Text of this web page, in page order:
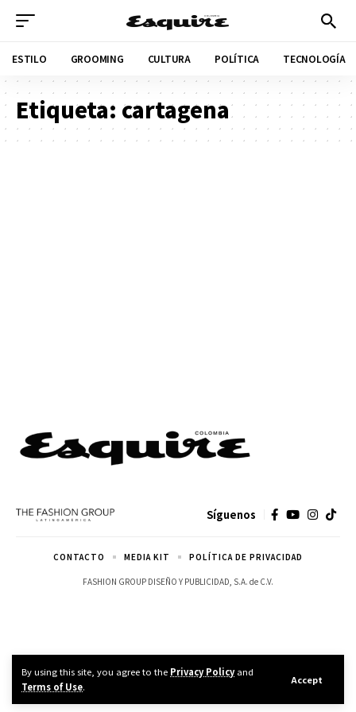
By using this site, you agree to the Privacy Policyand
Terms of Use.
Accept
ESTILO GROOMING CULTURA POLÍTICA TECNOLOGÍA
Etiqueta: cartagena
Síguenos
FASHION GROUP DISEÑO Y PUBLICIDAD, S.A. de C.V.
CONTACTO MEDIA KIT POLÍTICA DE PRIVACIDAD